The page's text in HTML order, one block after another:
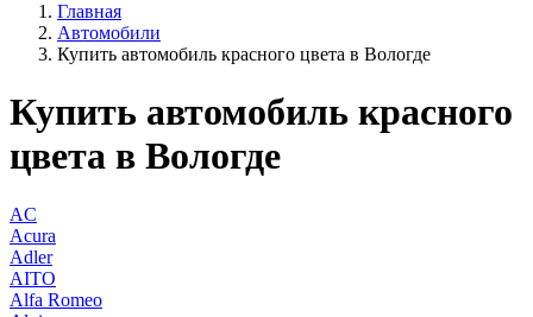
Главная
Автомобили
Купить автомобиль красного цвета в Вологде
Купить автомобиль красного
цвета в Вологде
AC
Acura
Adler
AITO
Alfa Romeo